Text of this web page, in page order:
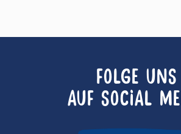
FOLGE UNS
AUF SOCIAL